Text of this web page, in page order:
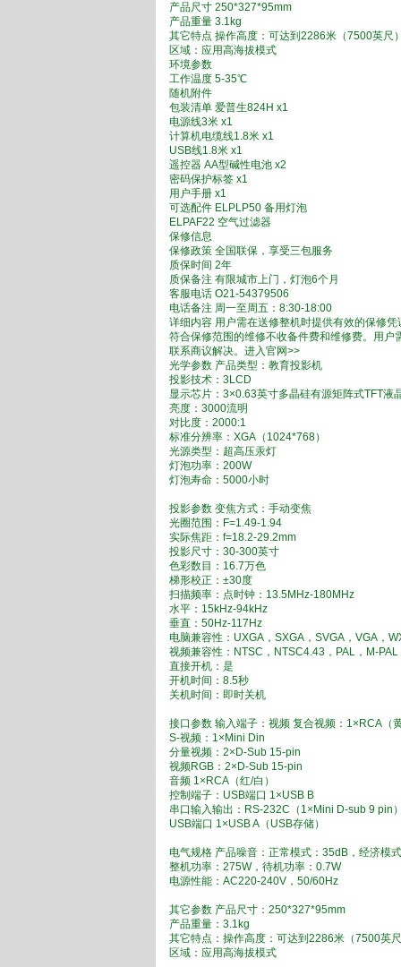
产品尺寸 250*327*95mm
产品重量 3.1kg
其它特点 操作高度：可达到2286米（7500英尺
区域：应用高海拔模式
环境参数
工作温度 5-35℃
随机附件
包装清单 爱普生824H x1
电源线3米 x1
计算机电缆线1.8米 x1
USB线1.8米 x1
遥控器 AA型碱性电池 x2
密码保护标签 x1
用户手册 x1
可选配件 ELPLP50 备用灯泡
ELPAF22 空气过滤器
保修信息
保修政策 全国联保，享受三包服务
质保时间 2年
质保备注 有限城市上门，灯泡6个月
客服电话 O21-54379506
电话备注 周一至周五：8:30-18:00
详细内容 用户需在送修整机时提供有效的保修
符合保修范围的维修不收备件费和维修费。用
联系商议解决。进入官网>>
光学参数 产品类型：教育投影机
投影技术：3LCD
显示芯片：3×0.63英寸多晶硅有源矩阵式TFT液
亮度：3000流明
对比度：2000:1
标准分辨率：XGA（1024*768）
光源类型：超高压汞灯
灯泡功率：200W
灯泡寿命：5000小时
投影参数 变焦方式：手动变焦
光圈范围：F=1.49-1.94
实际焦距：f=18.2-29.2mm
投影尺寸：30-300英寸
色彩数目：16.7万色
梯形校正：±30度
扫描频率：点时钟：13.5MHz-180MHz
水平：15kHz-94kHz
垂直：50Hz-117Hz
电脑兼容性：UXGA，SXGA，SVGA，VGA，
视频兼容性：NTSC，NTSC4.43，PAL，M-
直接开机：是
开机时间：8.5秒
关机时间：即时关机
接口参数 输入端子：视频 复合视频：1×RCA（
S-视频：1×Mini Din
分量视频：2×D-Sub 15-pin
视频RGB：2×D-Sub 15-pin
音频 1×RCA（红/白）
控制端子：USB端口 1×USB B
串口输入输出：RS-232C（1×Mini D-sub 9 pin
USB端口 1×USB A（USB存储）
电气规格 产品噪音：正常模式：35dB，经济模
整机功率：275W，待机功率：0.7W
电源性能：AC220-240V，50/60Hz
其它参数 产品尺寸：250*327*95mm
产品重量：3.1kg
其它特点：操作高度：可达到2286米（7500英
区域：应用高海拔模式